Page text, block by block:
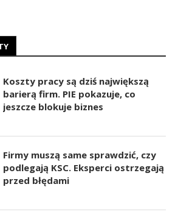
Koszty pracy są dziś największą
barierą firm. PIE pokazuje, co
jeszcze blokuje biznes
Firmy muszą same sprawdzić, czy
podlegają KSC. Eksperci ostrzegają
przed błędami